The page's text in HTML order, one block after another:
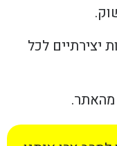
יצירתיים לכל
מהאתר.